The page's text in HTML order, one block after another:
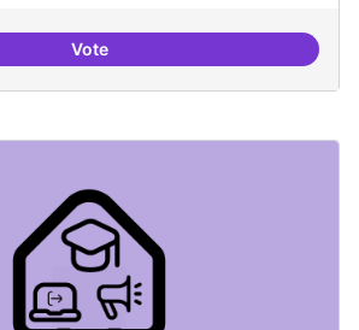
VoteServei estable de migració al